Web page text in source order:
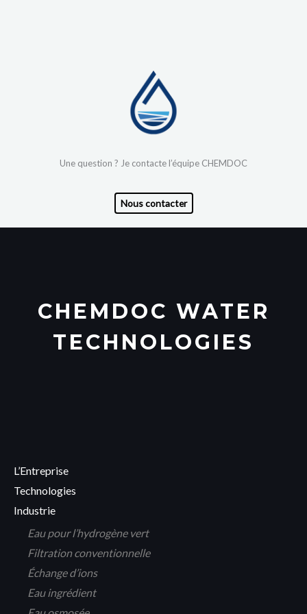
Une question ? Je contacte l’équipe CHEMDOC
Nous contacter
CHEMDOC WATER
TECHNOLOGIES
L’Entreprise
Technologies
Industrie
Eau pour l’hydrogène vert
Filtration conventionnelle
Échange d’ions
Eau ingrédient